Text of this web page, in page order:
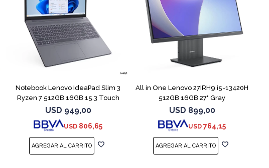
Notebook Lenovo IdeaPad Slim 3
Ryzen 7 512GB 16GB 15.3 Touch
USD 949,00
USD 806,65
All in One Lenovo 27IRH9 i5-13420H
512GB 16GB 27" Gray
USD 899,00
USD 764,15